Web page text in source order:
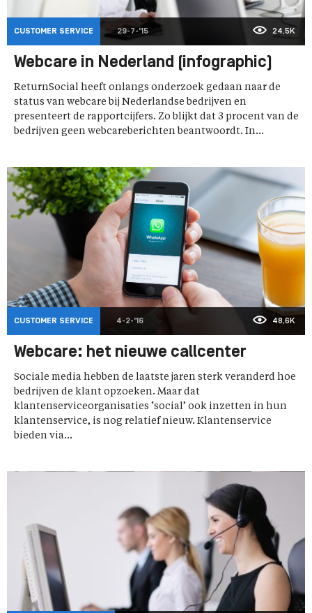
CUSTOMER SERVICE 29-7-'15 24,5K
Webcare in Nederland (infographic)
ReturnSocial heeft onlangs onderzoek gedaan naar de
status van webcare bij Nederlandse bedrijven en
presenteert de rapportcijfers. Zo blijkt dat 3 procent van de
bedrijven geen webcareberichten beantwoordt. In...
CUSTOMER SERVICE 4-2-'16 48,6K
Webcare: het nieuwe callcenter
Sociale media hebben de laatste jaren sterk veranderd hoe
bedrijven de klant opzoeken. Maar dat
klantenserviceorganisaties ‘social’ ook inzetten in hun
klantenservice, is nog relatief nieuw. Klantenservice
bieden via...